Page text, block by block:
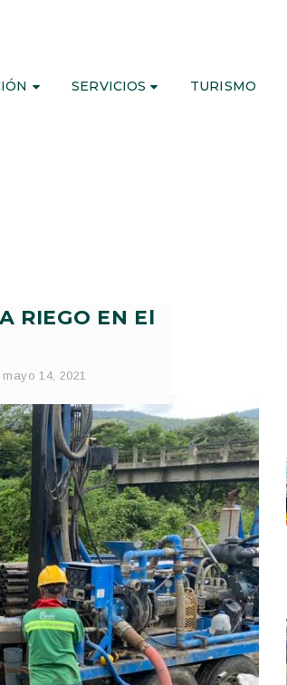
SERVICIOS TURISMO
RIEGO EN El
mayo 14, 2021